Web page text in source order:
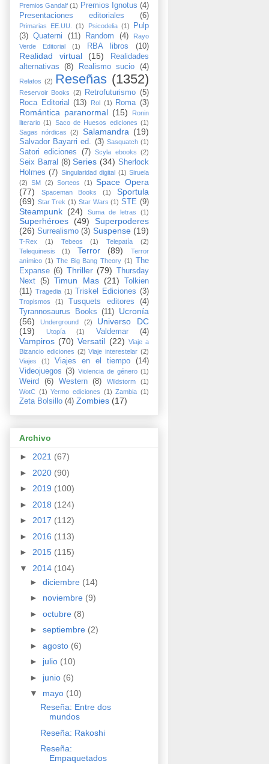
Premios Gandalf (1) Premios Ignotus (4)
Presentaciones editoriales
(6)
Primarias EE.UU. (1) Psicodelia (1)
Pulp
(3)
Quaterni (11) Random (4)
Rayo
Verde Editorial
(1) RBA libros (10)
Realidad virtual (15)
Realidades
alternativas
(8) Realismo sucio (4)
Relatos (2) Reseñas (1352)
Reservoir Books (2) Retrofuturismo (5)
Roca Editorial (13) Rol (1) Roma (3)
Romántica paranormal (15)
Ronin
literario (1) Saco de Huesos ediciones (1)
Sagas nórdicas
(2) Salamandra (19)
Salvador Bayarri ed. (3) Sasquatch (1)
Satori ediciones (7) Scyla ebooks (2)
Seix Barral (8) Series (34) Sherlock
Holmes (7) Singularidad digital (1) Siruela
(2)
SM (2) Sorteos (1)
Space Opera
(77)
Spaceman Books (1)
Sportula
(69) Star Trek (1) Star Wars (1) STE (9)
Steampunk (24) Suma de letras (1)
Superhéroes (49)
Superpoderes
(26) Surrealismo (3) Suspense (19)
T-Rex (1) Tebeos (1) Telepatía
(2)
Telequinesis
(1) Terror (89)
Terror
anímico (1) The Big Bang Theory (1) The
Expanse (6) Thriller (79) Thursday
Next (5) Timun Mas (21)
Tolkien
(11) Tragedia (1) Triskel Ediciones (3)
Tropismos (1) Tusquets editores
(4)
Tyrannosaurus Books (11)
Ucronía
(56)
Underground (2)
Universo DC
(19)
Utopía (1) Valdemar (4)
Vampiros (70) Versatil (22) Viaje a
Bizancio ediciones (2) Viaje interestelar (2)
Viajes
(1) Viajes en el tiempo
(14)
Videojuegos (3) Violencia de género (1)
Weird (6) Western (8) Wildstorm
(1)
WotC (1) Yermo ediciones (1) Zambia (1)
Zeta Bolsillo (4) Zombies (17)
Archivo
► 2021 (67)
► 2020 (90)
► 2019 (100)
► 2018 (124)
► 2017 (112)
► 2016 (113)
► 2015 (115)
▼ 2014 (104)
► diciembre (14)
► noviembre (9)
► octubre (8)
► septiembre (2)
► agosto (6)
► julio (10)
► junio (6)
▼ mayo (10)
Reseña: Entre dos
mundos
Reseña: Rakoshi
Reseña:
Empaquetados